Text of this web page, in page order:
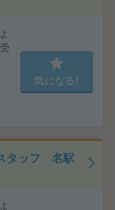
気になる!
タッフ 名駅